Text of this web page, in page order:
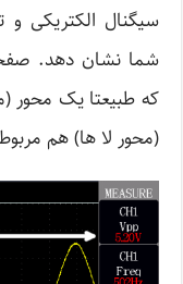
سیگنال الکتریکی
شما نشان دهد.
(محور لا ها) هم